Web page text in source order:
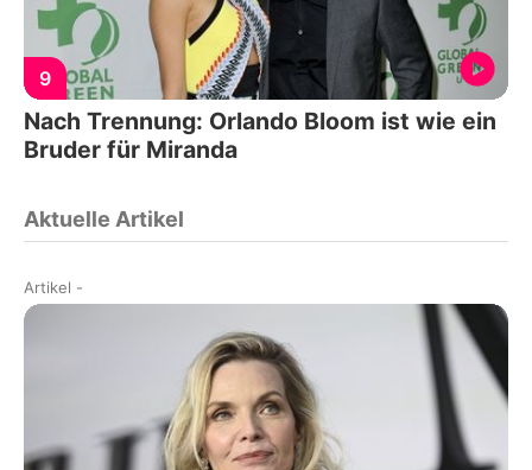
9
Nach Trennung: Orlando Bloom ist wie ein
Bruder für Miranda
Aktuelle Artikel
Artikel -